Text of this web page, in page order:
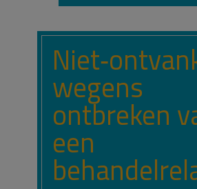
wegens
ontbreken
een